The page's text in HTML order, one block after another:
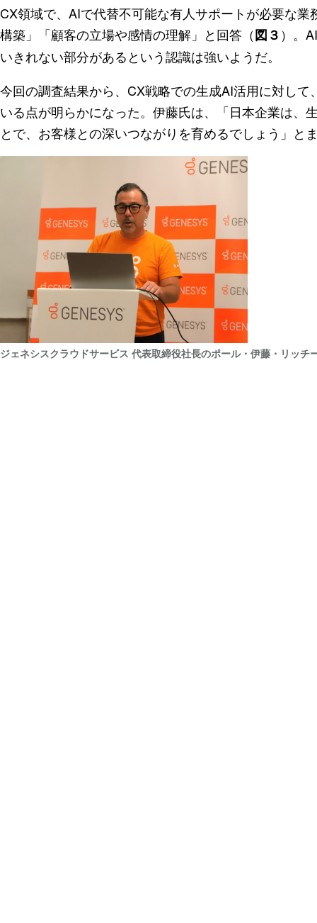
CX領域で、AIで代替不可能な有人サポートが必要な
構築」「顧客の立場や感情の理解」と回答（図３ ）。
いきれない部分があるという認識は強いようだ。
今回の調査結果から、CX戦略での生成AI活用に対し
いる点が明らかになった。伊藤氏は、「日本企業は、
とで、お客様との深いつながりを育めるでしょう」と
ジェネシスクラウドサービス 代表取締役社長のポール・伊藤・リッチ